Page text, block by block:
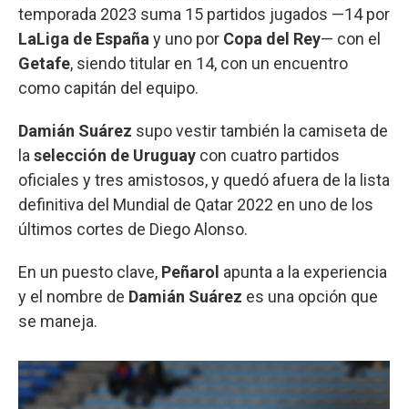
temporada 2023 suma 15 partidos jugados —14 por
LaLiga de España y uno por Copa del Rey— con el
Getafe, siendo titular en 14, con un encuentro
como capitán del equipo.
Damián Suárez supo vestir también la camiseta de
la selección de Uruguay con cuatro partidos
oficiales y tres amistosos, y quedó afuera de la lista
definitiva del Mundial de Qatar 2022 en uno de los
últimos cortes de Diego Alonso.
En un puesto clave, Peñarol apunta a la experiencia
y el nombre de Damián Suárez es una opción que
se maneja.